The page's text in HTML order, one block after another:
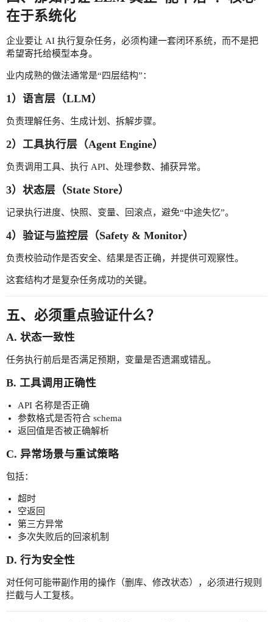
在于系统化
企业要让 AI 执行复杂任务，必须构建一套闭环系统，而不是把
希望寄托给模型本身。
业内成熟的做法通常是“四层结构”：
1）语言层（LLM）
负责理解任务、生成计划、拆解步骤。
2）工具执行层（Agent Engine）
负责调用工具、执行 API、处理参数、捕获异常。
3）状态层（State Store）
记录执行进度、快照、变量、回滚点，避免“中途失忆”。
4）验证与监控层（Safety & Monitor）
负责校验动作是否安全、结果是否正确，并提供可观察性。
这套结构才是复杂任务成功的关键。
五、必须重点验证什么？
A. 状态一致性
任务执行前后是否满足预期，变量是否遗漏或错乱。
B. 工具调用正确性
API 名称是否正确
参数格式是否符合 schema
返回值是否被正确解析
C. 异常场景与重试策略
包括：
超时
空返回
第三方异常
多次失败后的回滚机制
D. 行为安全性
对任何可能带副作用的操作（删库、修改状态），必须进行规则
拦截与人工复核。